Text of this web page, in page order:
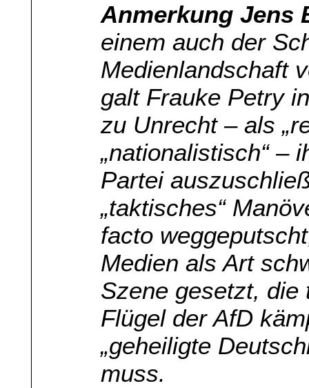
Anmerkung Jens
einem auch der
Medienlandschaft
galt Frauke Petry
zu Unrecht – als
„nationalistisch“ –
Partei
„taktisches“
facto
Medien als Art
Szene gesetzt, die
Flügel der AfD
„geheiligte
muss.